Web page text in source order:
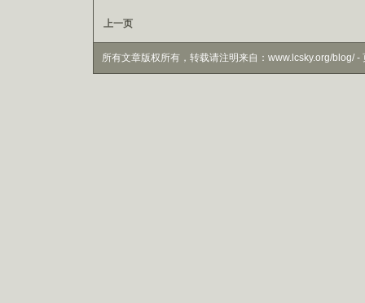
上一页
所有文章版权所有，转载请注明来自：www.lcsky.org/blog/